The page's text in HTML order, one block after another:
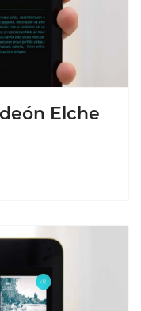
Elche